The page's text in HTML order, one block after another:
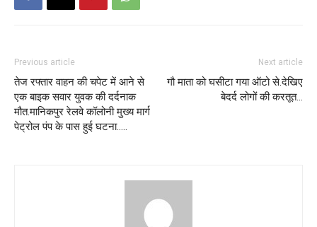
Previous article
तेज रफ्तार वाहन की चपेट में आने से
एक बाइक सवार युवक की दर्दनाक
मौत.मानिकपुर रेलवे कॉलोनी मुख्य मार्ग
पेट्रोल पंप के पास हुई घटना…..
Next article
गौ माता को घसीटा गया ऑटो से.देखिए
बेदर्द लोगों की करतूत…